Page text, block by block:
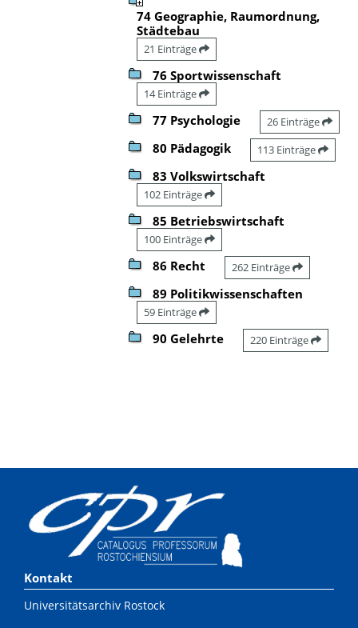
74 Geographie, Raumordnung,
Städtebau
21 Einträge
76 Sportwissenschaft
14 Einträge
77 Psychologie 26 Einträge
80 Pädagogik 113 Einträge
83 Volkswirtschaft
102 Einträge
85 Betriebswirtschaft
100 Einträge
86 Recht 262 Einträge
89 Politikwissenschaften
59 Einträge
90 Gelehrte 220 Einträge
Kontakt
Universitätsarchiv Rostock